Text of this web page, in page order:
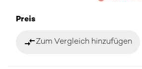
Preis
compare_arrowsZum Vergleich hinzufügen